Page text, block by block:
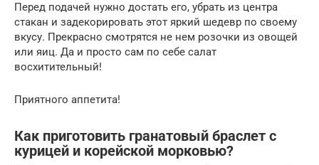
Перед подачей нужно достать его, убрать из центра
стакан и задекорировать этот яркий шедевр по своему
вкусу. Прекрасно смотрятся не нем розочки из овощей
или яиц. Да и просто сам по себе салат
восхитительный!
Приятного аппетита!
Как приготовить гранатовый браслет с
курицей и корейской морковью?